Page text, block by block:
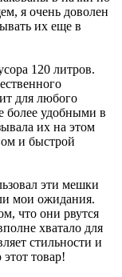
я очень доволен
их еще в
120 литров.
для любого
более удобными в
их на этом
и быстрой
эти мешки
мои ожидания.
что они рвутся
хватало для
стильности и
товар!